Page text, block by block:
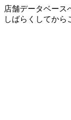
店舗データベース
しばらくしてから